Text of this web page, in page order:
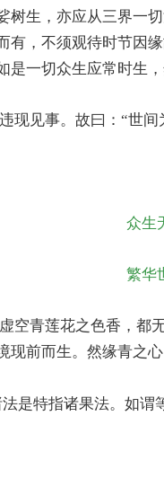
树生，亦应从三界一
有，不须观待时节因
是一切众生应常时生
现见事。故曰：“世
众生
繁华
空青莲花之色香，都
现前而生。然缘青之
是特指诸果法。如谓